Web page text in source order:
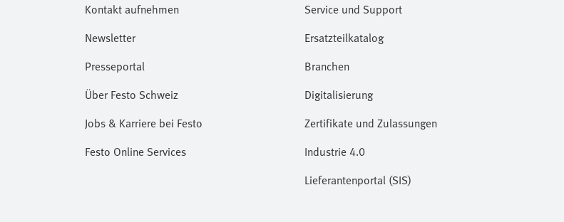
Kontakt aufnehmen
Newsletter
Presseportal
Über Festo Schweiz
Jobs & Karriere bei Festo
Festo Online Services
Service und Support
Ersatzteilkatalog
Branchen
Digitalisierung
Zertifikate und Zulassungen
Industrie 4.0
Lieferantenportal (SIS)